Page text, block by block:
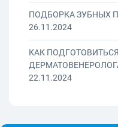
ПОДБОРКА ЗУБНЫХ
26.11.2024
КАК
22.11.2024